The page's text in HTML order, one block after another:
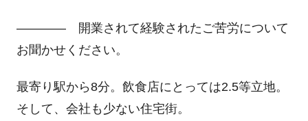
―――― 開業されて経験されたご苦労について
お聞かせください。
最寄り駅から8分。飲食店にとっては2.5等立地。
そして、会社も少ない住宅街。